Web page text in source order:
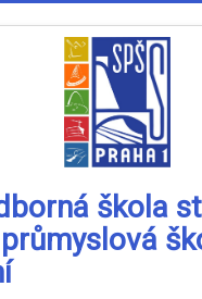
škola